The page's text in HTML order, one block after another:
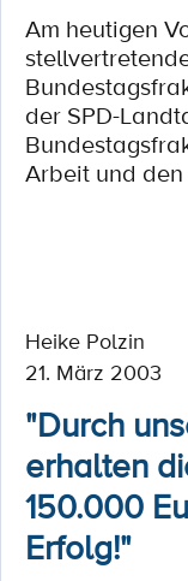
Am heutigen
der SPD-
Arbeit und
Heike Polzin
21. März 2003
"Durch
erhalten
150.000
Erfolg!"